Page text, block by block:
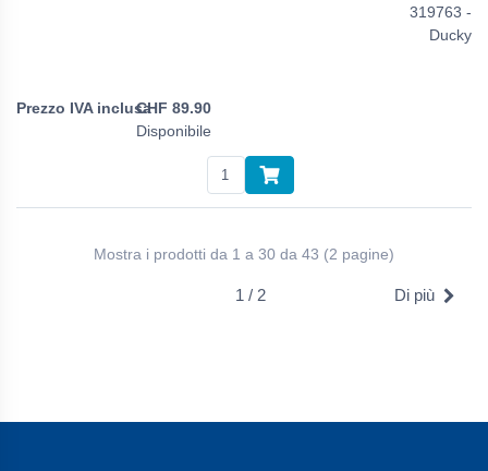
319763 -
Ducky
CHF 89.90
Disponibile
Mostra i prodotti da 1 a 30 da 43 (2 pagine)
1 / 2 Di più